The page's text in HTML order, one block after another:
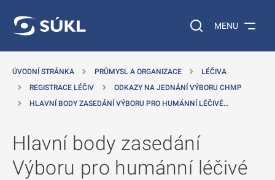
Vyhledávání na
MENU
ÚVODNÍ STRÁNKA PRŮMYSL A ORGANIZACE
LÉČIVA
REGISTRACE LÉČIV
ODKAZY NA JEDNÁNÍ VÝBORU CHMP
HLAVNÍ BODY ZASEDÁNÍ VÝBORU PRO HUMÁNNÍ LÉČIVÉ…
Hlavní body zasedání
Výboru pro humánní léčivé